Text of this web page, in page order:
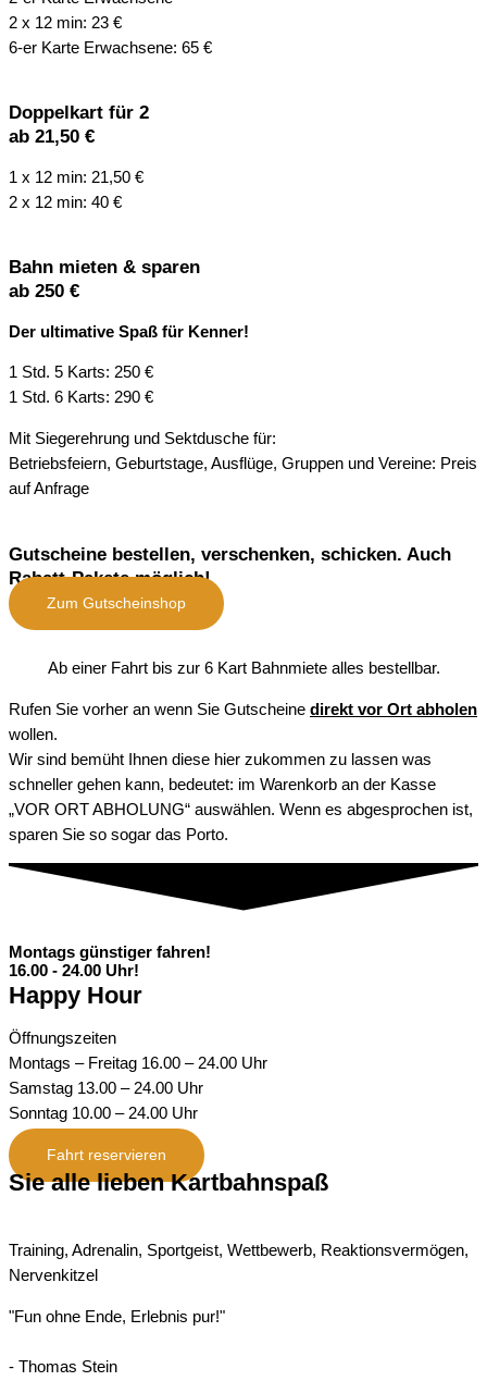
2 x 12 min: 23 €
6-er Karte Erwachsene: 65 €
Doppelkart für 2
ab 21,50 €
1 x 12 min: 21,50 €
2 x 12 min: 40 €
Bahn mieten & sparen
ab 250 €​
Der ultimative Spaß für Kenner!
1 Std. 5 Karts: 250 €
1 Std. 6 Karts: 290 €
Mit Siegerehrung und Sektdusche für:
Betriebsfeiern, Geburtstage, Ausflüge, Gruppen und Vereine: Preis
auf Anfrage
Gutscheine bestellen, verschenken, schicken. Auch
Rabatt-Pakete möglich!
Zum Gutscheinshop
Ab einer Fahrt bis zur 6 Kart Bahnmiete alles bestellbar.
Rufen Sie vorher an wenn Sie Gutscheine direkt vor Ort abholen
wollen.
Wir sind bemüht Ihnen diese hier zukommen zu lassen was
schneller gehen kann, bedeutet: im Warenkorb an der Kasse
„VOR ORT ABHOLUNG“ auswählen. Wenn es abgesprochen ist,
sparen Sie so sogar das Porto.
Montags günstiger fahren!
16.00 - 24.00 Uhr!
Happy Hour
Öffnungszeiten
Montags – Freitag 16.00 – 24.00 Uhr
Samstag 13.00 – 24.00 Uhr
Sonntag 10.00 – 24.00 Uhr
Fahrt reservieren
Sie alle lieben Kartbahnspaß
Training, Adrenalin, Sportgeist, Wettbewerb, Reaktionsvermögen,
Nervenkitzel
"Fun ohne Ende, Erlebnis pur!"
- Thomas Stein